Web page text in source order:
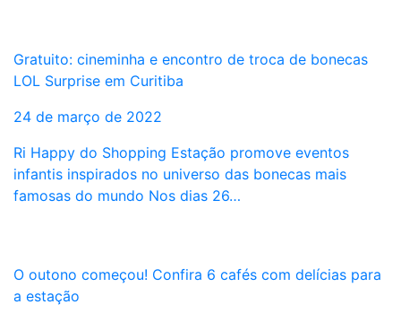
Gratuito: cineminha e encontro de troca de bonecas
LOL Surprise em Curitiba
24 de março de 2022
Ri Happy do Shopping Estação promove eventos
infantis inspirados no universo das bonecas mais
famosas do mundo Nos dias 26…
O outono começou! Confira 6 cafés com delícias para
a estação